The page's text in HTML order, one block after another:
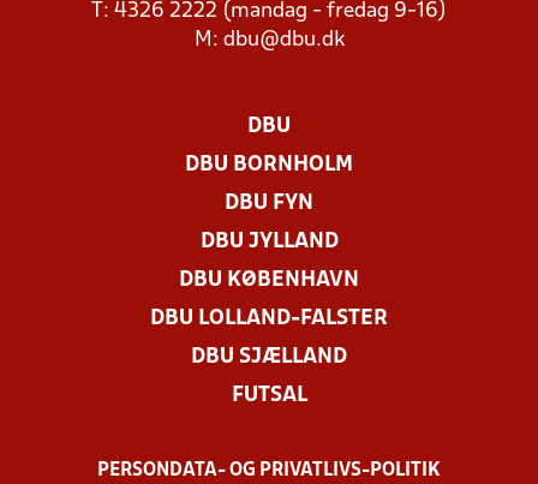
T: 4326 2222 (mandag - fredag 9-16)
M: dbu@dbu.dk
DBU
DBU BORNHOLM
DBU FYN
DBU JYLLAND
DBU KØBENHAVN
DBU LOLLAND-FALSTER
DBU SJÆLLAND
FUTSAL
PERSONDATA- OG PRIVATLIVS-POLITIK